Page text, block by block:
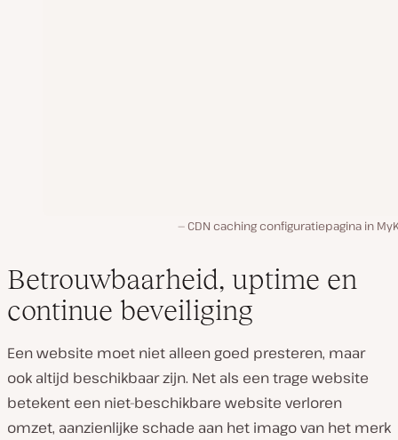
CDN caching configuratiepagina in
Betrouwbaarheid, uptime en
continue beveiliging
Een website moet niet alleen goed presteren, maar
ook altijd beschikbaar zijn. Net als een trage website
betekent een niet-beschikbare website verloren
omzet, aanzienlijke schade aan het imago van het merk